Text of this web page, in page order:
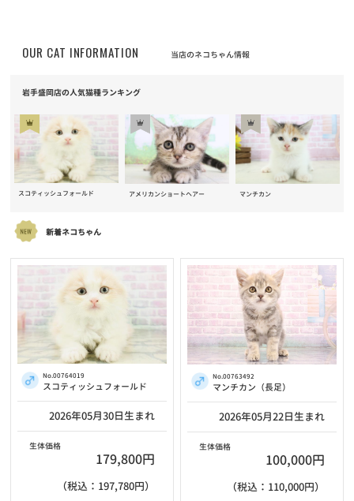
OUR CAT INFORMATION 当店のネコちゃん情報
岩手盛岡店の人気猫種ランキング
スコティッシュフォールド アメリカンショートヘアー マンチカン
新着ネコちゃん
No.00764019
スコティッシュフォールド
2026年05月30日生まれ
生体価格
179,800円
（税込：197,780円）
No.00763492
マンチカン（長足）
2026年05月22日生まれ
生体価格
100,000円
（税込：110,000円）